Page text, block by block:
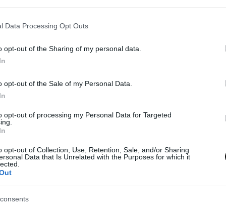
Data Processing Opt Outs
opt-out of the Sharing of my personal data.
opt-out of the Sale of my Personal Data.
opt-out of processing my Personal Data for Targeted
opt-out of Collection, Use, Retention, Sale, and/or Sharing
Data that Is Unrelated with the Purposes for which it
utilizada para preparar una bebida llamada “Chicha
junto con cáscara de piña, membrillo y especias
es utilizado para preparar un postre llamado
intenso color y gran sabor, posee gran cantidad de
cardiovasculares debido a la presencia de
de células. Ayuda a suprimir enzimas del cuerpo
ácidos grasos ayudando a prevenir la diabetes
que debemos tener presente en nuestra